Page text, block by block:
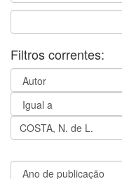
Filtros correntes: